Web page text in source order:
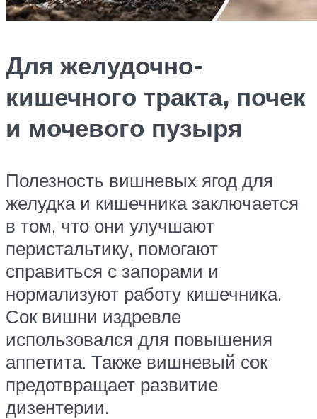
Для желудочно-
кишечного тракта, почек
и мочевого пузыря
Полезность вишневых ягод для
желудка и кишечника заключается
в том, что они улучшают
перистальтику, помогают
справиться с запорами и
нормализуют работу кишечника.
Сок вишни издревле
использовался для повышения
аппетита. Также вишневый сок
предотвращает развитие
дизентерии.